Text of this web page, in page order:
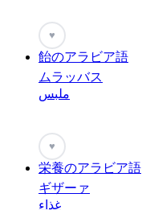
♥
飴のアラビア語
ムラッバス
ملبس
♥
栄養のアラビア語
ギザーァ
غذاء